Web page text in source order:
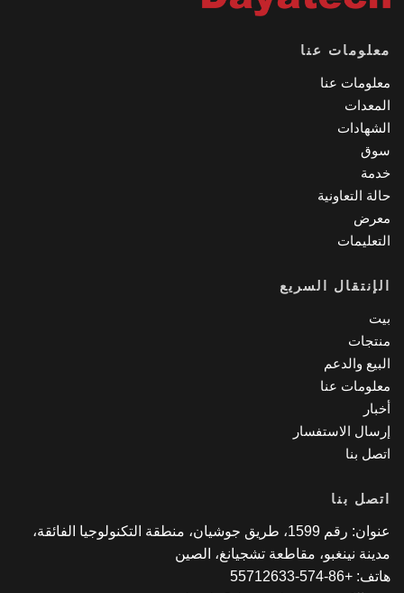
عنا
عنا
التعاونية
السريع
والدعم
عنا
الاستفسار
بنا
بنا
عنوان: رقم 1599، طريق جوشيان، منطقة التكنولوجيا الفائقة،
نينغبو، مقاطعة تشجيانغ، الصين
574-55712633